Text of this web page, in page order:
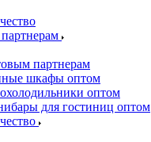
партнерам
шкафы оптом
оптом
для гостиниц оптом